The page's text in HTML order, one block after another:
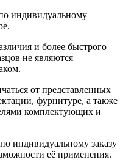
индивидуальному
и более быстрого
не являются
от представленных
фурнитуре, а также
комплектующих и
индивидуальному заказу
её применения.